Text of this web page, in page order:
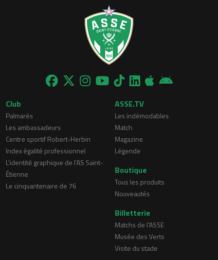
Club
Palmarès
Les ambassadeurs
Centre sportif Robert-Herbin
Index égalité professionnel
L'identité graphique de l'AS Saint-
Étienne
Le cinquantenaire de 76
ASSE.TV
Les indémodables
Match
Magazine
Légende
Boutique
Tous les produits
Nouveautés
Billetterie
Matchs de l'ASSE
Musée des Verts
Visite du stade